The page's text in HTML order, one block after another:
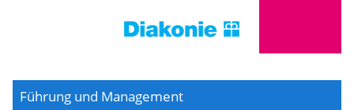
Führung und Management